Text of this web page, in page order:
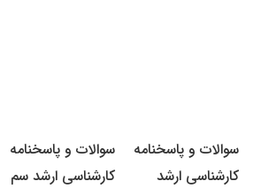
سوالات و پاسخنامه
کارشناسی ارشد
سوالات و پاسخنامه
کارشناسی ارشد سم